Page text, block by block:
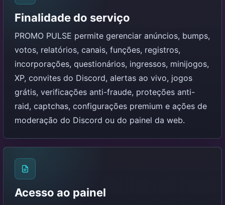
Finalidade do serviço
PROMO PULSE permite gerenciar anúncios, bumps,
votos, relatórios, canais, funções, registros,
incorporações, questionários, ingressos, minijogos,
XP, convites do Discord, alertas ao vivo, jogos
grátis, verificações anti-fraude, proteções anti-
raid, captchas, configurações premium e ações de
moderação do Discord ou do painel da web.
Acesso ao painel